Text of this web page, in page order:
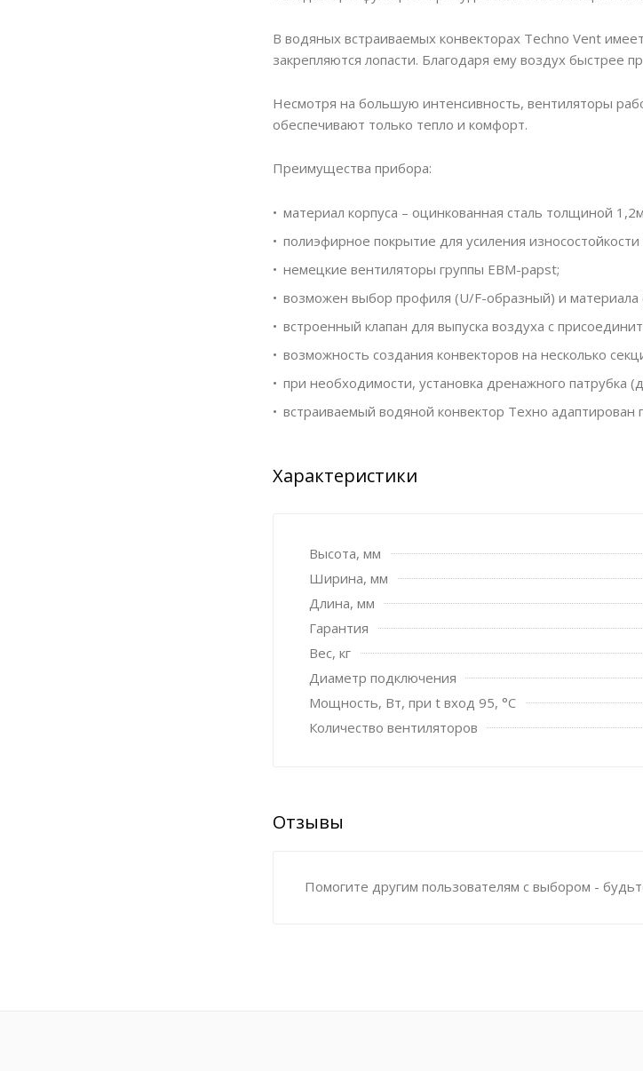
В водяных встраиваемых конвекторах Techno Vent
закрепляются лопасти. Благодаря ему воздух быстрее
Несмотря на большую интенсивность, вентиляторы
обеспечивают только тепло и комфорт.
Преимущества прибора:
материал корпуса – оцинкованная сталь толщиной
полиэфирное покрытие для усиления
немецкие вентиляторы группы EBM-papst;
возможен выбор профиля (U/F-образный) и
встроенный клапан для выпуска воздуха с
возможность создания конвекторов на несколько
при необходимости, установка дренажного патрубка
встраиваемый водяной конвектор Техно адаптирован
Характеристики
Высота, мм
Ширина, мм
Длина, мм
Гарантия
Вес, кг
Диаметр подключения
Мощность, Вт, при t вход 95, °C
Количество вентиляторов
Отзывы
Помогите другим пользователям с выбором -